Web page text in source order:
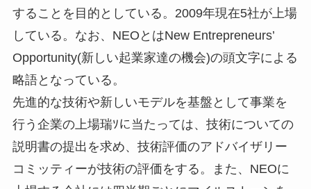
することを目的としている。2009年現在5社が上場
している。なお、NEOとはNew Entrepreneurs’
Opportunity(新しい起業家達の機会)の頭文字による
略語となっている。
先進的な技術や新しいモデルを基盤として事業を
行う企業の上場瑞ｿに当たっては、技術についての
説明書の提出を求め、技術評価のアドバイザリー
コミッティーが技術の評価をする。また、NEOに